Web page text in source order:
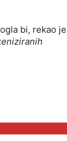
bi, rekao je